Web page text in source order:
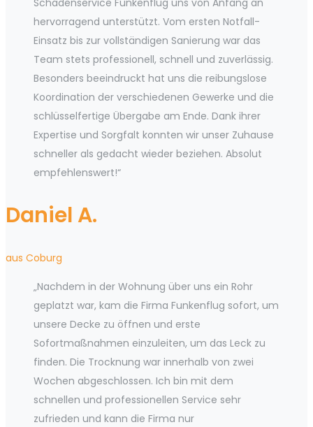
hervorragend unterstützt. Vom ersten Notfall-
Einsatz bis zur vollständigen Sanierung war das
Team stets professionell, schnell und zuverlässig.
Besonders beeindruckt hat uns die reibungslose
Koordination der verschiedenen Gewerke und die
schlüsselfertige Übergabe am Ende. Dank ihrer
Expertise und Sorgfalt konnten wir unser Zuhause
schneller als gedacht wieder beziehen. Absolut
empfehlenswert!“
Daniel A.
aus Coburg
„Nachdem in der Wohnung über uns ein Rohr
geplatzt war, kam die Firma Funkenflug sofort, um
unsere Decke zu öffnen und erste
Sofortmaßnahmen einzuleiten, um das Leck zu
finden. Die Trocknung war innerhalb von zwei
Wochen abgeschlossen. Ich bin mit dem
schnellen und professionellen Service sehr
zufrieden und kann die Firma nur